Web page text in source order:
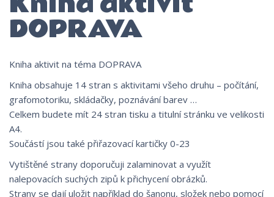
DOPRAVA
Kniha aktivit na téma DOPRAVA
Kniha obsahuje 14 stran s aktivitami všeho druhu – počítání,
grafomotoriku, skládačky, poznávání barev …
Celkem budete mít 24 stran tisku a titulní stránku ve velikosti
A4.
Součástí jsou také přiřazovací kartičky 0-23
Vytištěné strany doporučuji zalaminovat a využít
nalepovacích suchých zipů k přichycení obrázků.
Strany se dají uložit například do šanonu, složek nebo pomocí